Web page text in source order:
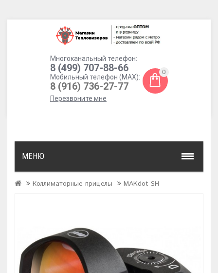
Многоканальный телефон:
8 (499) 707-88-66
Мобильный телефон (MAX):
8 (916) 736-27-77
Перезвоните мне
0
МЕНЮ
Коллиматорные прицелы MAKdot SH